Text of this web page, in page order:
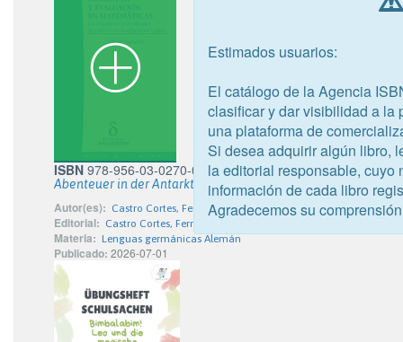
ISBN 978-956-03-0270-0
Abenteuer in der Antarktis
Autor(es): Castro Cortes, Fernanda Javiera; Seguel Espina, Catalina
Editorial: Castro Cortes, Fernanda Javiera
Materia: Lenguas germánicas Alemán
Publicado: 2026-07-01
Estimados usuarios:
El catálogo de la Agencia
clasificar y dar visibilidad a la
una plataforma de
Si desea adquirir algún libro,
la editorial responsable, cuyo
información de cada libro
Agradecemos su